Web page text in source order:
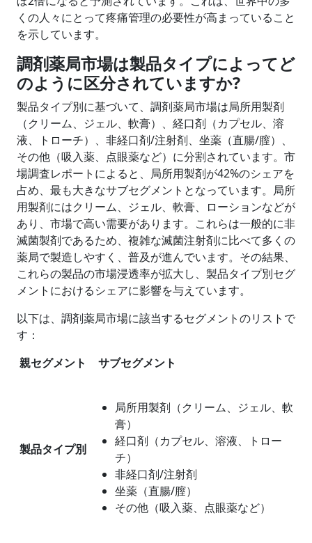
くの人々にとって疼痛管理の必要性が高まっていること
を示しています。
調剤薬局市場は製品タイプによってど
のように区分されていますか?
製品タイプ別に基づいて、調剤薬局市場は局所用製剤
（クリーム、ジェル、軟膏）、経口剤（カプセル、溶
液、トローチ）、非経口剤/注射剤、坐薬（直腸/膣）、
その他（吸入薬、点眼薬など）に分割されています。市
場調査レポートによると、局所用製剤が42%のシェアを
占め、最も大きなサブセグメントとなっています。局所
用製剤にはクリーム、ジェル、軟膏、ローションなどが
あり、市場で高い需要があります。これらは一般的に非
滅菌製剤であるため、複雑な滅菌注射剤に比べて多くの
薬局で製造しやすく、普及が進んでいます。その結果、
これらの製品の市場浸透率が拡大し、製品タイプ別セグ
メントにおけるシェアに影響を与えています。
以下は、調剤薬局市場に該当するセグメントのリストで
す：
親セグメント
サブセグメント
製品タイプ別
局所用製剤（クリーム、ジェル、軟
膏）
経口剤（カプセル、溶液、トロー
チ）
非経口剤/注射剤
坐薬（直腸/膣）
その他（吸入薬、点眼薬など）